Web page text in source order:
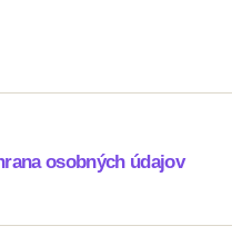
osobných údajov